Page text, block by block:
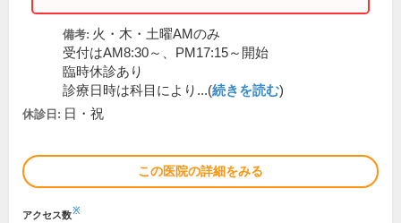
備考: 火・木・土曜AMのみ
受付はAM8:30～、PM17:15～開始
臨時休診あり
診療日時は科目により...(続きを読む)
休診日: 日・祝
この医院の詳細をみる
アクセス数※